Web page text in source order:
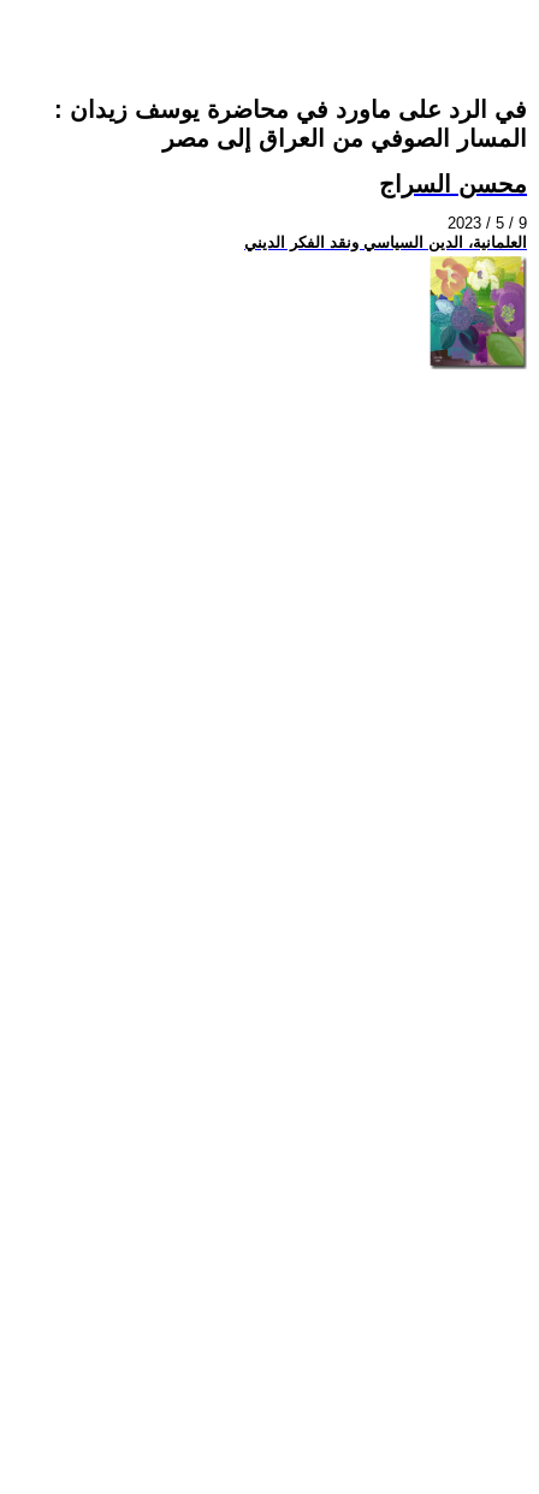
في الرد على ماورد في محاضرة يوسف زيدان :
المسار الصوفي من العراق إلى مصر
محسن السراج
2023 / 5 / 9
العلمانية، الدين السياسي ونقد الفكر الديني